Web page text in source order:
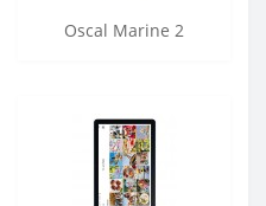
Oscal Marine 2